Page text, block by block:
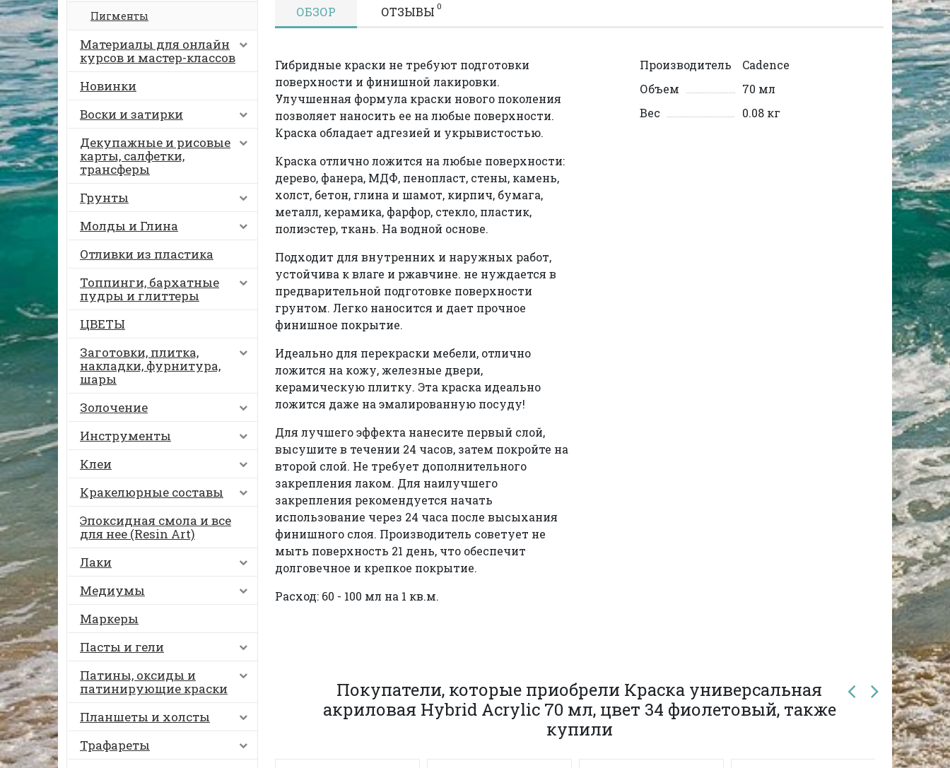
Пигменты
Материалы для онлайн
курсов и мастер-классов
Новинки
Воски и затирки
Декупажные и рисовые
карты, салфетки,
трансферы
Грунты
Молды и Глина
Отливки из пластика
Топпинги, бархатные
пудры и глиттеры
ЦВЕТЫ
Заготовки, плитка,
накладки, фурнитура,
шары
Золочение
Инструменты
Клеи
Кракелюрные составы
Эпоксидная смола и все
для нее (Resin Art)
Лаки
Медиумы
Маркеры
Пасты и гели
Патины, оксиды и
патинирующие краски
Планшеты и холсты
Трафареты
ОБЗОР ОТЗЫВЫ 0
Гибридные краски не требуют подготовки
поверхности и финишной лакировки.
Улучшенная формула краски нового поколения
позволяет наносить ее на любые поверхности.
Краска обладает адгезией и укрывистостью.
Краска отлично ложится на любые поверхности:
дерево, фанера, МДФ, пенопласт, стены, камень,
холст, бетон, глина и шамот, кирпич, бумага,
металл, керамика, фарфор, стекло, пластик,
полиэстер, ткань. На водной основе.
Подходит для внутренних и наружных работ,
устойчива к влаге и ржавчине. не нуждается в
предварительной подготовке поверхности
грунтом. Легко наносится и дает прочное
финишное покрытие.
Идеально для перекраски мебели, отлично
ложится на кожу, железные двери,
керамическую плитку. Эта краска идеально
ложится даже на эмалированную посуду!
Для лучшего эффекта нанесите первый слой,
высушите в течении 24 часов, затем покройте на
второй слой. Не требует дополнительного
закрепления лаком. Для наилучшего
закрепления рекомендуется начать
использование через 24 часа после высыхания
финишного слоя. Производитель советует не
мыть поверхность 21 день, что обеспечит
долговечное и крепкое покрытие.
Расход: 60 - 100 мл на 1 кв.м.
Производитель
Cadence
Объем
70 мл
Вес
0.08 кг
Покупатели, которые приобрели Краска универсальная
акриловая Hybrid Acrylic 70 мл, цвет 34 фиолетовый, также
купили